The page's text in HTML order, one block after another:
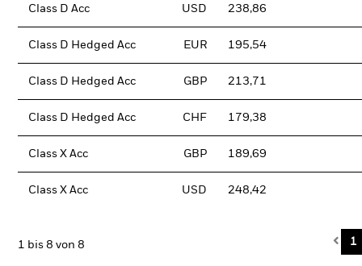
Class D Acc USD 238,86
Class D Hedged Acc EUR 195,54
Class D Hedged Acc GBP 213,71
Class D Hedged Acc CHF 179,38
Class X Acc GBP 189,69
Class X Acc USD 248,42
1 bis 8 von 8 1